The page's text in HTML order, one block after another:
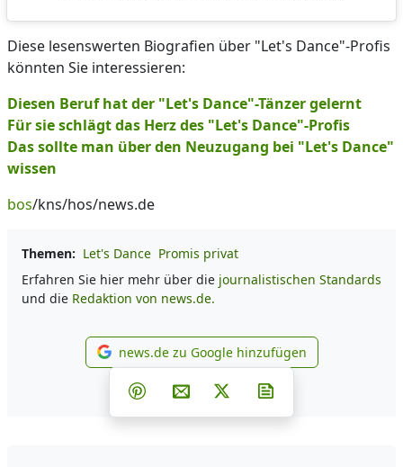
Diese lesenswerten Biografien über "Let's Dance"-Profis
könnten Sie interessieren:
Diesen Beruf hat der "Let's Dance"-Tänzer gelernt
Für sie schlägt das Herz des "Let's Dance"-Profis
Das sollte man über den Neuzugang bei "Let's Dance"
wissen
bos/kns/hos/news.de
Themen: Let's Dance Promis privat
Erfahren Sie hier mehr über die journalistischen Standards
und die Redaktion von news.de.
news.de zu Google
news.de zu Google hinzufügen
Teilen auf Facebook
Teilen auf Whatsapp
Teilen auf Telegram
Teilen auf Pinterest
Per E-Mail teilen
Post auf X